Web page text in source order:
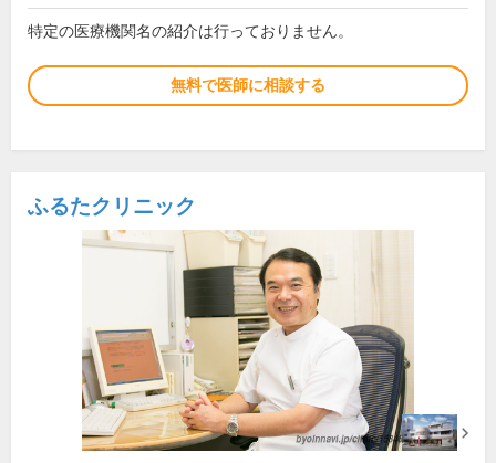
特定の医療機関名の紹介は行っておりません。
無料で医師に相談する
ふるたクリニック